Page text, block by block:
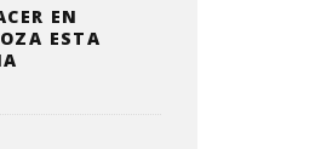
EN
ESTA